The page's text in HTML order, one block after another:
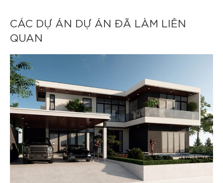
CÁC DỰ ÁN DỰ ÁN ĐÃ LÀM LIÊN
QUAN